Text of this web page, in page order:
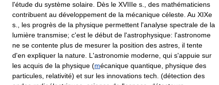
l'étude du système solaire. Dès le XVIIIe s., des mathématiciens
contribuent au développement de la mécanique céleste. Au XIXe
s., les progrès de la physique permettent l'analyse spectrale de la
lumière transmise; c'est le début de l'astrophysique: l'astronome
ne se contente plus de mesurer la position des astres, il tente
d'en expliquer la nature. L'astronomie moderne, qui s'appuie sur
les acquis de la physique (mécanique quantique, physique des
particules, relativité) et sur les innovations tech. (détection des